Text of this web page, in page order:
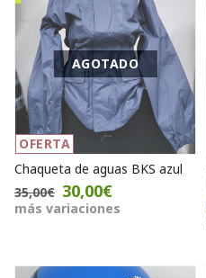
OFERTA
AGOTADO
Chaqueta de aguas BKS azul
35,00€ 30,00€
más variaciones